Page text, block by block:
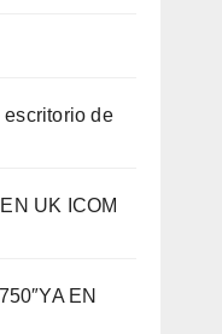
escritorio de
UK ICOM
EN